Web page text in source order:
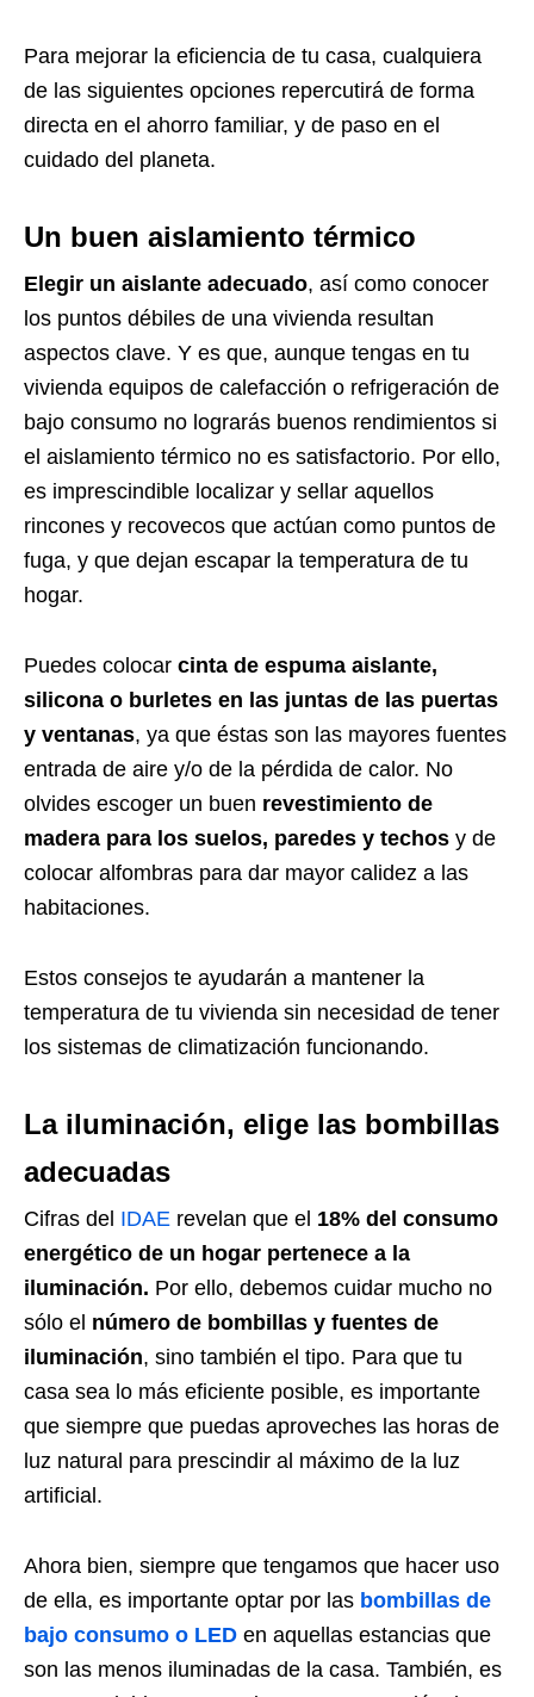
Para mejorar la eficiencia de tu casa, cualquiera
de las siguientes opciones repercutirá de forma
directa en el ahorro familiar, y de paso en el
cuidado del planeta.
Un buen aislamiento térmico
Elegir un aislante adecuado, así como conocer
los puntos débiles de una vivienda resultan
aspectos clave. Y es que, aunque tengas en tu
vivienda equipos de calefacción o refrigeración de
bajo consumo no lograrás buenos rendimientos si
el aislamiento térmico no es satisfactorio. Por ello,
es imprescindible localizar y sellar aquellos
rincones y recovecos que actúan como puntos de
fuga, y que dejan escapar la temperatura de tu
hogar.
Puedes colocar cinta de espuma aislante,
silicona o burletes en las juntas de las puertas
y ventanas, ya que éstas son las mayores fuentes
entrada de aire y/o de la pérdida de calor. No
olvides escoger un buen revestimiento de
madera para los suelos, paredes y techos y de
colocar alfombras para dar mayor calidez a las
habitaciones.
Estos consejos te ayudarán a mantener la
temperatura de tu vivienda sin necesidad de tener
los sistemas de climatización funcionando.
La iluminación, elige las bombillas
adecuadas
Cifras del IDAE revelan que el 18% del consumo
energético de un hogar pertenece a la
iluminación. Por ello, debemos cuidar mucho no
sólo el número de bombillas y fuentes de
iluminación, sino también el tipo. Para que tu
casa sea lo más eficiente posible, es importante
que siempre que puedas aproveches las horas de
luz natural para prescindir al máximo de la luz
artificial.
Ahora bien, siempre que tengamos que hacer uso
de ella, es importante optar por las bombillas de
bajo consumo o LED en aquellas estancias que
son las menos iluminadas de la casa. También, es